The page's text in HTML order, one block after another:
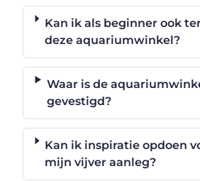
Kan ik als beginner ook
deze aquariumwinkel?
Waar is de
gevestigd?
Kan ik inspiratie opdoen
mijn vijver aanleg?